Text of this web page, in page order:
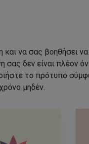
να σας βοηθήσει
σας δεν είναι πλέον
το πρότυπο
μηδέν.